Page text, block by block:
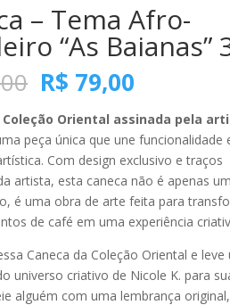
– Tema Afro-
“As Baianas”
O
preço
original
era:
R$ 89,00.
R$ 79,00
atual
é:
R$ 79,00.
Coleção Oriental assinada pela
peça única que une funcionalidade
Com design exclusivo e traços
artista, esta caneca não é apenas
é uma obra de arte feita para
de café em uma experiência
Caneca da Coleção Oriental e leve
universo criativo de Nicole K. para
alguém com uma lembrança original,